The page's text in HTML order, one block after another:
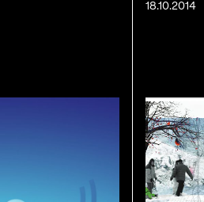
18.10.2014